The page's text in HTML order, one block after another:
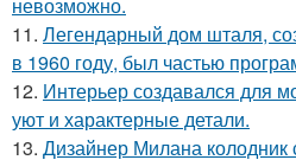
11. Легендарный дом шталя,
в 1960 году, был частью
12. Интерьер создавался для
уют и характерные детали.
13. Дизайнер Милана колодник